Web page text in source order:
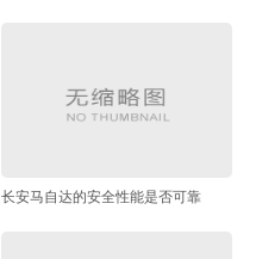
长安马自达的安全性能是否可靠